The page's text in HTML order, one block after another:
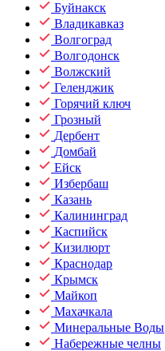
Буйнакск
Владикавказ
Волгоград
Волгодонск
Волжский
Геленджик
Горячий ключ
Грозный
Дербент
Домбай
Ейск
Избербаш
Казань
Калининград
Каспийск
Кизилюрт
Краснодар
Крымск
Майкоп
Махачкала
Минеральные Воды
Набережные челны